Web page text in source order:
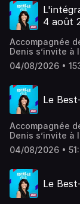
4 août
Accompagnée
Denis s’invite
sujets qui font
débats, coup
04/08/2026 •
Le
Accompagnée
Denis s’invite
sujets qui font
débats, coup
04/08/2026 •
Le